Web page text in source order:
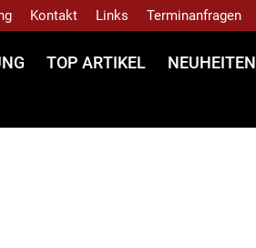
Kontakt Links Terminanfragen
TOP ARTIKEL
NEUHEITEN